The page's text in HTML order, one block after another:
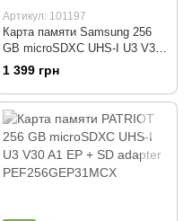
Артикул: 101197
Карта памяти Samsung 256
GB microSDXC UHS-I U3 V30
A2 EVO Select + SD Adapter
MB-ME256KA
1 399 грн